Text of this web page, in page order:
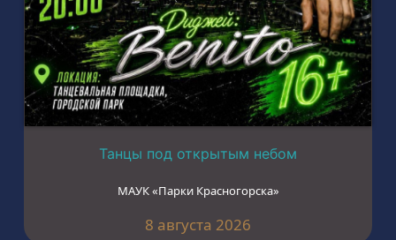
Танцы под открытым небом
МАУК «Парки Красногорска»
8 августа 2026